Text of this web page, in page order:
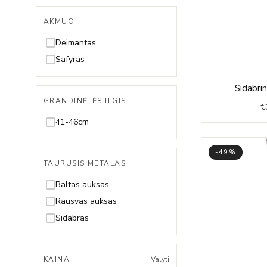
AKMUO
Deimantas
Safyras
GRANDINĖLĖS ILGIS
41-46cm
TAURUSIS METALAS
Baltas auksas
Rausvas auksas
Sidabras
KAINA Valyti
€
-49%